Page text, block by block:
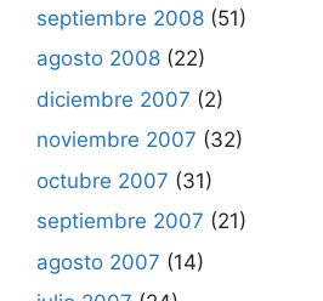
septiembre 2008 (51)
agosto 2008 (22)
diciembre 2007 (2)
noviembre 2007 (32)
octubre 2007 (31)
septiembre 2007 (21)
agosto 2007 (14)